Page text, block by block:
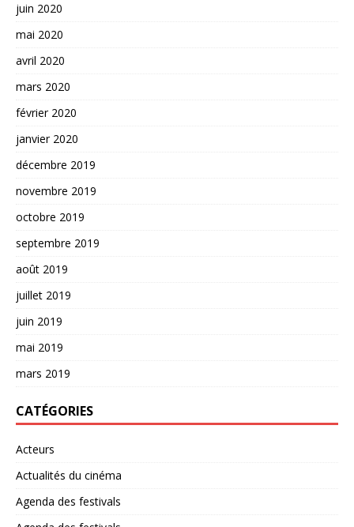
juin 2020
mai 2020
avril 2020
mars 2020
février 2020
janvier 2020
décembre 2019
novembre 2019
octobre 2019
septembre 2019
août 2019
juillet 2019
juin 2019
mai 2019
mars 2019
CATÉGORIES
Acteurs
Actualités du cinéma
Agenda des festivals